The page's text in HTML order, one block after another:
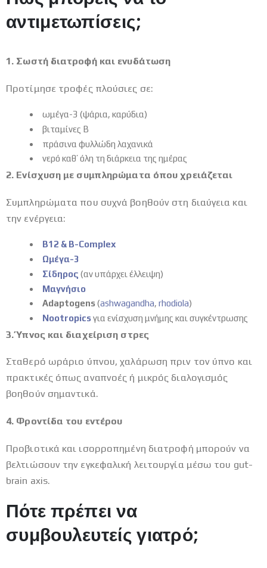
αντιμετωπίσεις;
1. Σωστή διατροφή και ενυδάτωση
Προτίμησε τροφές πλούσιες σε:
ωμέγα-3 (ψάρια, καρύδια)
βιταμίνες Β
πράσινα φυλλώδη λαχανικά
νερό καθ’ όλη τη διάρκεια της ημέρας
2. Ενίσχυση με συμπληρώματα όπου χρειάζεται
Συμπληρώματα που συχνά βοηθούν στη διαύγεια και
την ενέργεια:
Β12 & B-Complex
Ωμέγα-3
Σίδηρος (αν υπάρχει έλλειψη)
Μαγνήσιο
Adaptogens(ashwagandha, rhodiola)
Nootropicsγια ενίσχυση μνήμης και συγκέντρωσης
3. Ύπνος και διαχείριση στρες
Σταθερό ωράριο ύπνου, χαλάρωση πριν τον ύπνο και
πρακτικές όπως αναπνοές ή μικρός διαλογισμός
βοηθούν σημαντικά.
4. Φροντίδα του εντέρου
Προβιοτικά και ισορροπημένη διατροφή μπορούν να
βελτιώσουν την εγκεφαλική λειτουργία μέσω του gut-
brain axis.
Πότε πρέπει να
συμβουλευτείς γιατρό;